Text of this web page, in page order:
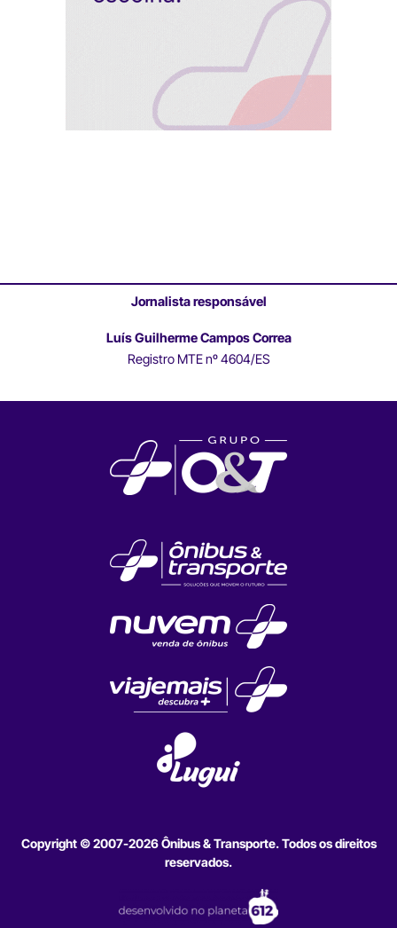
Jornalista responsável
Luís Guilherme Campos Correa
Registro MTE nº 4604/ES
Copyright © 2007-2026 Ônibus & Transporte. Todos os direitos
reservados.